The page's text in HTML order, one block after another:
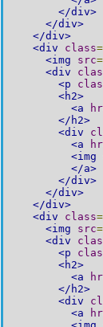
</div>
</div>
</div>
<div
class=
<img
src=
<div
<p
<h2>
<a
</h2>
<div
<a
<img
</a>
</div>
</div>
</div>
<div
class=
<img
src=
<div
<p
<h2>
<a
</h2>
<div
<a